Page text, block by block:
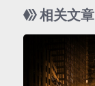
相关文章